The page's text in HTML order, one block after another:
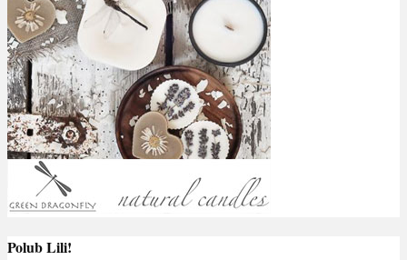
Polub Lili!